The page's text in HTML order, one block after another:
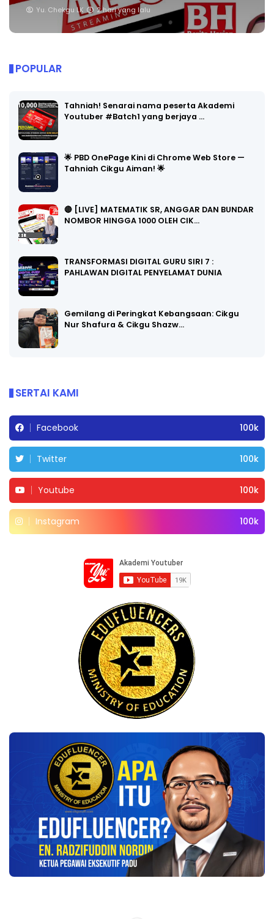
Yu. Chekgu LK 2 hari yang lalu
POPULAR
Tahniah! Senarai nama peserta Akademi
Youtuber #Batch1 yang berjaya …
🌟 PBD OnePage Kini di Chrome Web Store —
Tahniah Cikgu Aiman! 🌟
🔴 [LIVE] MATEMATIK SR, ANGGAR DAN BUNDAR
NOMBOR HINGGA 1000 OLEH CIK…
TRANSFORMASI DIGITAL GURU SIRI 7 :
PAHLAWAN DIGITAL PENYELAMAT DUNIA
Gemilang di Peringkat Kebangsaan: Cikgu
Nur Shafura & Cikgu Shazw…
SERTAI KAMI
Facebook 100k
Twitter 100k
Youtube 100k
Instagram 100k